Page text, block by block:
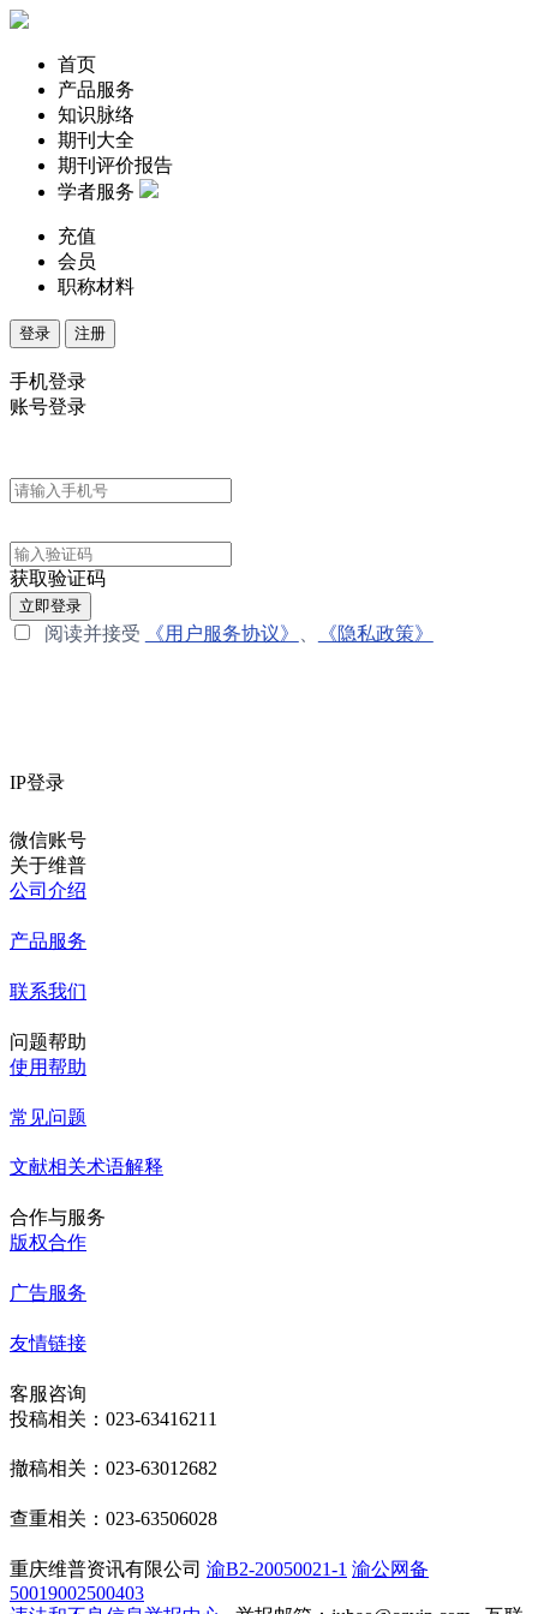
首页
产品服务
知识脉络
期刊大全
期刊评价报告
学者服务
充值
会员
职称材料
登录 注册
手机登录
账号登录
获取验证码
立即登录
阅读并接受 《用户服务协议》 《隐私政策》
IP登录
微信账号
关于维普
公司介绍
产品服务
联系我们
问题帮助
使用帮助
常见问题
文献相关术语解释
合作与服务
版权合作
广告服务
友情链接
客服咨询
投稿相关：023-63416211
撤稿相关：023-63012682
查重相关：023-63506028
重庆维普资讯有限公司 渝B2-20050021-1 渝公网备
50019002500403